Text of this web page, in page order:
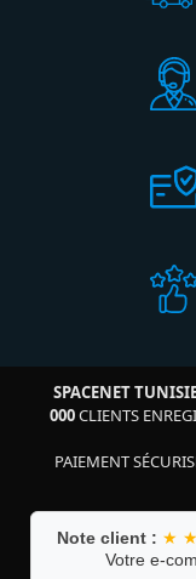
SPACENET
000CLIENTS
PAIEMENT
Note client : ★
Votre e-